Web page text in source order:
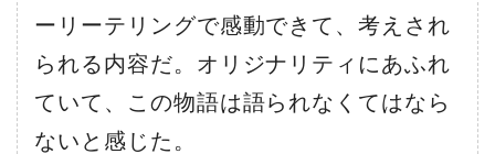
ーリーテリングで感動できて、考えされ
られる内容だ。オリジナリティにあふれ
ていて、この物語は語られなくてはなら
ないと感じた。